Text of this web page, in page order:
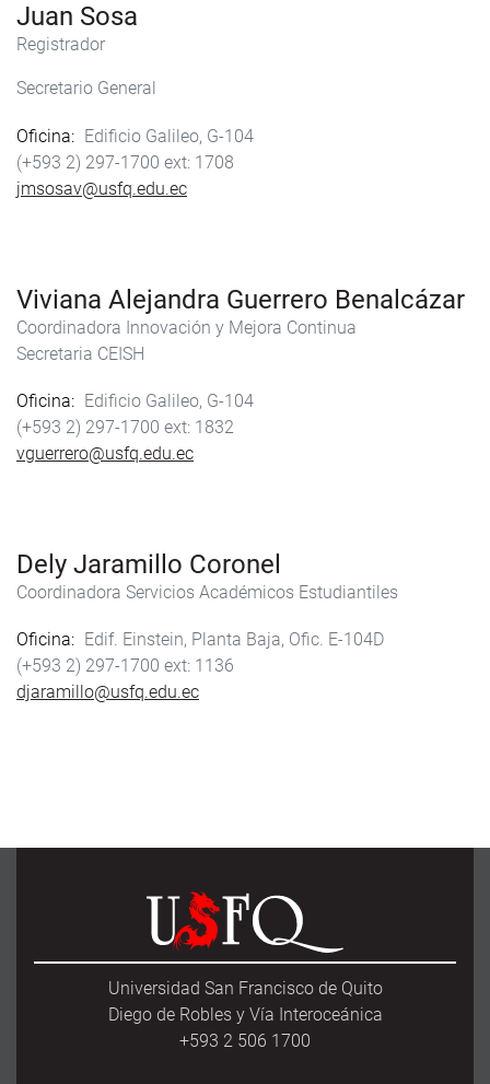
Juan Sosa
Registrador
Secretario General
Oficina
Edificio Galileo, G-104
(+593 2) 297-1700
1708
jmsosav@usfq.edu.ec
Viviana Alejandra Guerrero Benalcázar
Coordinadora Innovación y Mejora Continua
Secretaria CEISH
Oficina
Edificio Galileo, G-104
(+593 2) 297-1700
1832
vguerrero@usfq.edu.ec
Dely Jaramillo Coronel
Coordinadora Servicios Académicos Estudiantiles
Oficina
Edif. Einstein, Planta Baja, Ofic. E-104D
(+593 2) 297-1700
1136
djaramillo@usfq.edu.ec
Universidad San Francisco de Quito
Diego de Robles y Vía Interoceánica
+593 2 506 1700